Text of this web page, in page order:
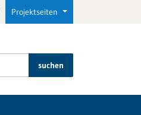
Projektseiten
suchen